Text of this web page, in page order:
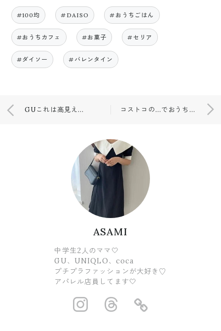
#100均 #DAISO #おうちごはん
#おうちカフェ #お菓子 #セリア
#ダイソー #バレンタイン
GUこれは高見え💕お値段以上な購入品！！ コストコの…でおうちカフェ🍓
ASAMI
中学生2人のママ🤍
GU、UNIQLO、coca
プチプラファッションが大好き♡
アパレル店員してます🤍
https://https://